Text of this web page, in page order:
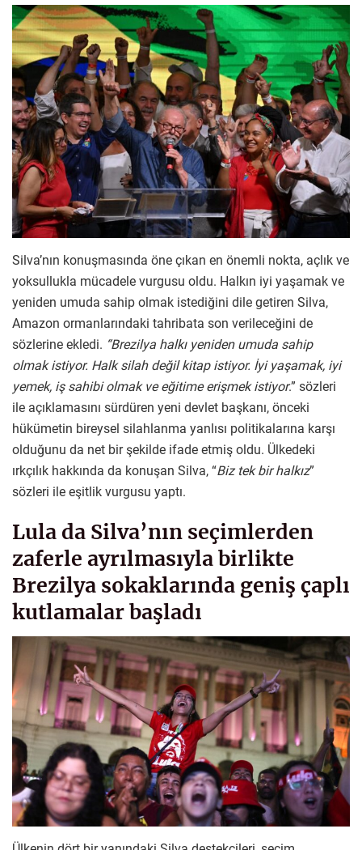
Silva’nın konuşmasında öne çıkan en önemli nokta, açlık ve
yoksullukla mücadele vurgusu oldu. Halkın iyi yaşamak ve
yeniden umuda sahip olmak istediğini dile getiren Silva,
Amazon ormanlarındaki tahribata son verileceğini de
sözlerine ekledi. “Brezilya halkı yeniden umuda sahip
olmak istiyor. Halk silah değil kitap istiyor. İyi yaşamak, iyi
yemek, iş sahibi olmak ve eğitime erişmek istiyor.” sözleri
ile açıklamasını sürdüren yeni devlet başkanı, önceki
hükümetin bireysel silahlanma yanlısı politikalarına karşı
olduğunu da net bir şekilde ifade etmiş oldu. Ülkedeki
ırkçılık hakkında da konuşan Silva, “Biz tek bir halkız”
sözleri ile eşitlik vurgusu yaptı.
Lula da Silva’nın seçimlerden
zaferle ayrılmasıyla birlikte
Brezilya sokaklarında geniş çaplı
kutlamalar başladı